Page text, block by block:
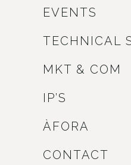
EVENTS
TECHNICAL
MKT & COM
IP’S
ÀFORA
CONTACT